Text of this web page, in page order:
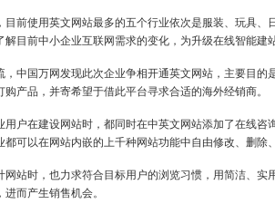
使用英文网站最多的五个行业依次是服装、玩具、
解目前中小企业互联网需求的变化，为升级在线智能建
国万网发现此次企业争相开通英文网站，主要目的
产品，并寄希望于借此平台寻求合适的海外经销商。
在建设网站时，都同时在中英文网站添加了在线咨
都可以在网站内嵌的上千种网站功能中自由修改、删除
时，也力求符合目标用户的浏览习惯，用简洁、实
而产生销售机会。